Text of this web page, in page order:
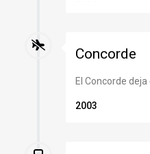
Concorde
El Concorde deja
2003